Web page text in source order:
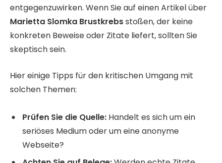
entgegenzuwirken. Wenn Sie auf einen Artikel über
Marietta Slomka Brustkrebsstoßen, der keine
konkreten Beweise oder Zitate liefert, sollten Sie
skeptisch sein.
Hier einige Tipps für den kritischen Umgang mit
solchen Themen:
Prüfen Sie die Quelle: Handelt es sich um ein
seriöses Medium oder um eine anonyme
Webseite?